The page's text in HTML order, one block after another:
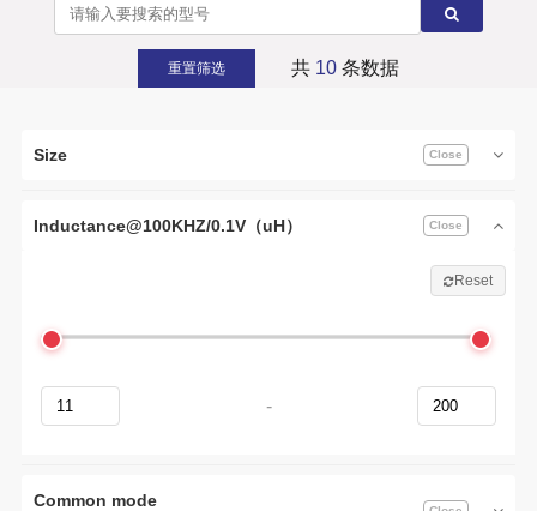
重置筛选 共 10条数据
Size
Inductance@100KHZ/0.1V（uH）
Reset
-
Common mode